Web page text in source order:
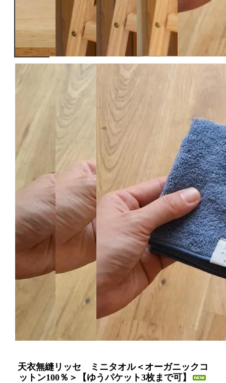
天衣無縫リッセ ミニタオル＜オーガニックコ
ットン100％＞【ゆうパケット3枚まで可】